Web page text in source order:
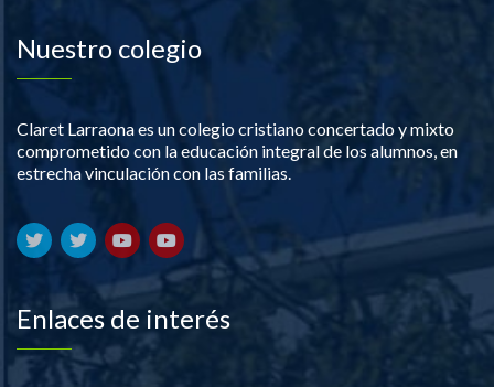
Nuestro colegio
Claret Larraona es un colegio cristiano concertado y mixto
comprometido con la educación integral de los alumnos, en
estrecha vinculación con las familias.
Enlaces de interés